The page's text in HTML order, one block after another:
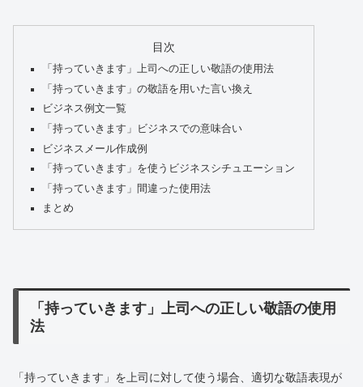
目次
「持っていきます」上司への正しい敬語の使用法
「持っていきます」の敬語を用いた言い換え
ビジネス例文一覧
「持っていきます」ビジネスでの意味合い
ビジネスメール作成例
「持っていきます」を使うビジネスシチュエーション
「持っていきます」間違った使用法
まとめ
「持っていきます」上司への正しい敬語の使用
法
「持っていきます」を上司に対して使う場合、適切な敬語表現が